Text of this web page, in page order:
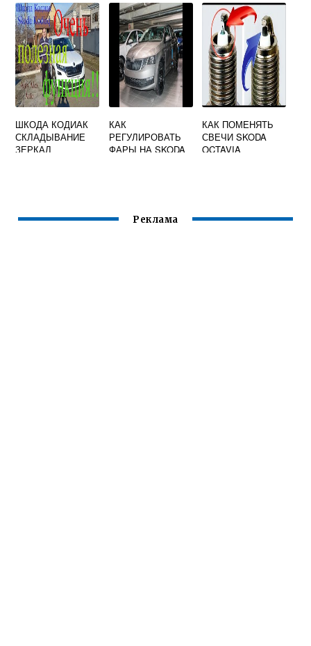
ШКОДА КОДИАК
СКЛАДЫВАНИЕ
ЗЕРКАЛ
КАК
РЕГУЛИРОВАТЬ
ФАРЫ НА SKODA
КАК ПОМЕНЯТЬ
СВЕЧИ SKODA
OCTAVIA
Реклама